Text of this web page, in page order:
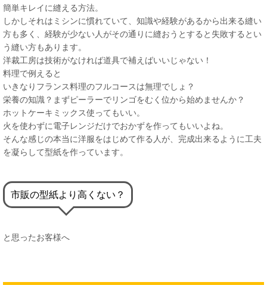
簡単キレイに縫える方法。
しかしそれはミシンに慣れていて、知識や経験があるから出来る縫い
方も多く、経験が少ない人がその通りに縫おうとすると失敗するとい
う縫い方もあります。
洋裁工房は技術がなければ道具で補えばいいじゃない！
料理で例えると
いきなりフランス料理のフルコースは無理でしょ？
栄養の知識？まずピーラーでリンゴをむく位から始めませんか？
ホットケーキミックス使ってもいい。
火を使わずに電子レンジだけでおかずを作ってもいいよね。
そんな感じの本当に洋服をはじめて作る人が、完成出来るように工夫
を凝らして型紙を作っています。
市販の型紙より高くない？
と思ったお客様へ